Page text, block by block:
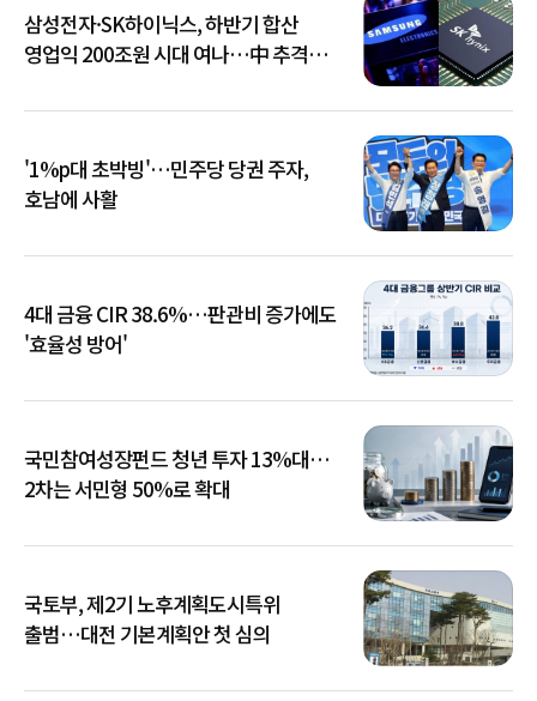
삼성전자·SK하이닉스, 하반기 합산
영업익 200조원 시대 여나…中 추격은
'1%p대 초박빙'…민주당 당권 주자,
호남에 사활
4대 금융 CIR 38.6%…판관비 증가에도
'효율성 방어'
국민참여성장펀드 청년 투자 13%대…
2차는 서민형 50%로 확대
국토부, 제2기 노후계획도시특위
출범…대전 기본계획안 첫 심의